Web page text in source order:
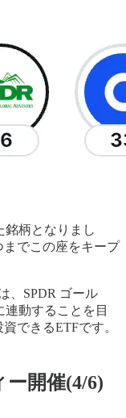
柄となりまし
でこの座をキープ
、SPDR ゴール
連動することを目
できるETFです。
ー開催(4/6)